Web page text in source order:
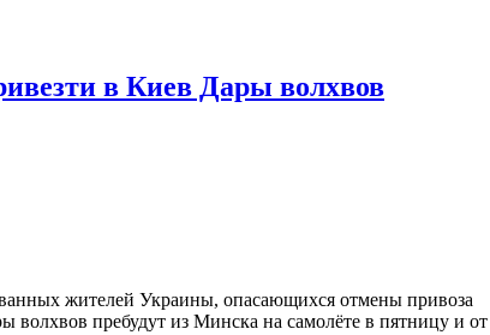
в Киев Дары волхвов
жителей Украины, опасающихся отмены привоза
волхвов пребудут из Минска на самолёте в пятницу и от